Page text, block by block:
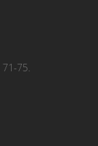
75.